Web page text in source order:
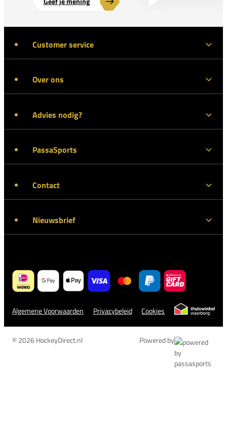
Customer service
Over ons
Advies nodig?
PassaSports
Contact
Nieuwsbrief
Algemene Voorwaarden Privacybeleid Cookies
© 2026 HockeyDirect.nl Powered by